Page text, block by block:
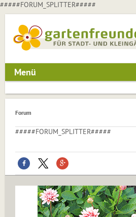
#####FORUM_SPLITTER#####
Menü
Forum
#####FORUM_SPLITTER#####